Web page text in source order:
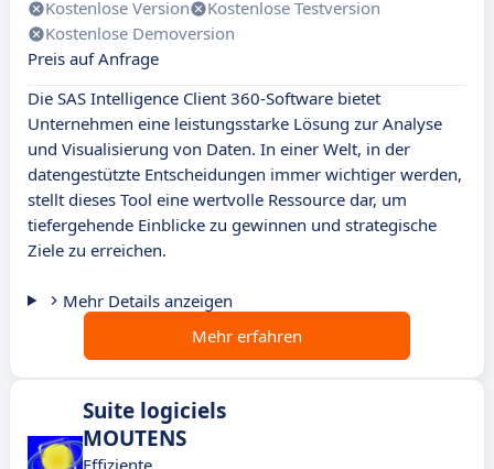
Kostenlose Version
Kostenlose Testversion
Kostenlose Demoversion
Preis auf Anfrage
Die SAS Intelligence Client 360-Software bietet
Unternehmen eine leistungsstarke Lösung zur Analyse
und Visualisierung von Daten. In einer Welt, in der
datengestützte Entscheidungen immer wichtiger werden,
stellt dieses Tool eine wertvolle Ressource dar, um
tiefergehende Einblicke zu gewinnen und strategische
Ziele zu erreichen.
Mehr Details anzeigen
Mehr erfahren
Suite logiciels
MOUTENS